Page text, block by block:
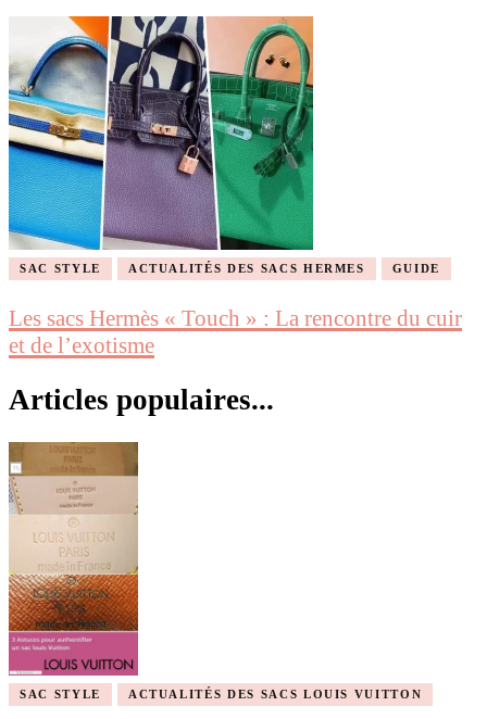
SAC STYLE ACTUALITÉS DES SACS HERMES GUIDE
Les sacs Hermès « Touch » : La rencontre du cuir
et de l’exotisme
Articles populaires...
SAC STYLE ACTUALITÉS DES SACS LOUIS VUITTON